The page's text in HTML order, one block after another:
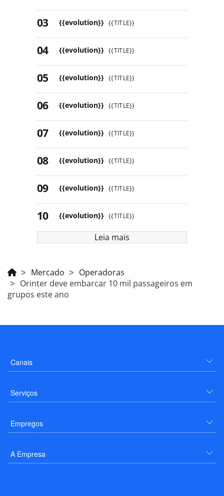
{{evolution}} {{TITLE}}
{{evolution}} {{TITLE}}
{{evolution}} {{TITLE}}
{{evolution}} {{TITLE}}
{{evolution}} {{TITLE}}
{{evolution}} {{TITLE}}
{{evolution}} {{TITLE}}
{{evolution}} {{TITLE}}
Leia mais
Mercado
Operadoras
Orinter deve embarcar 10 mil passageiros em
grupos este ano
Canais
Serviços
Empregos
A Empresa